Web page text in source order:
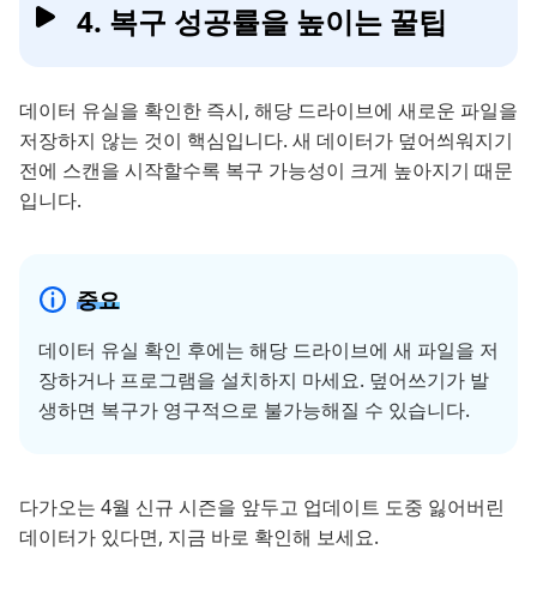
4. 복구 성공률을 높이는 꿀팁
데이터 유실을 확인한 즉시, 해당 드라이브에 새로운 파일을
저장하지 않는 것이 핵심입니다. 새 데이터가 덮어씌워지기
전에 스캔을 시작할수록 복구 가능성이 크게 높아지기 때문
입니다.
중요
데이터 유실 확인 후에는 해당 드라이브에 새 파일을 저
장하거나 프로그램을 설치하지 마세요. 덮어쓰기가 발
생하면 복구가 영구적으로 불가능해질 수 있습니다.
다가오는 4월 신규 시즌을 앞두고 업데이트 도중 잃어버린
데이터가 있다면, 지금 바로 확인해 보세요.